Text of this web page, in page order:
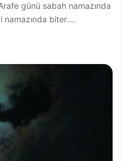
günü sabah namazında
namazında biter.…